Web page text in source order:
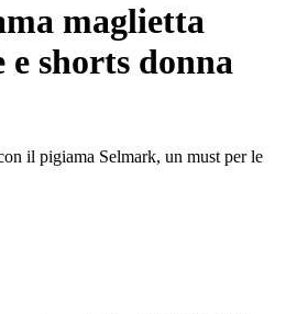
maglietta
shorts donna
il pigiama Selmark, un must per le